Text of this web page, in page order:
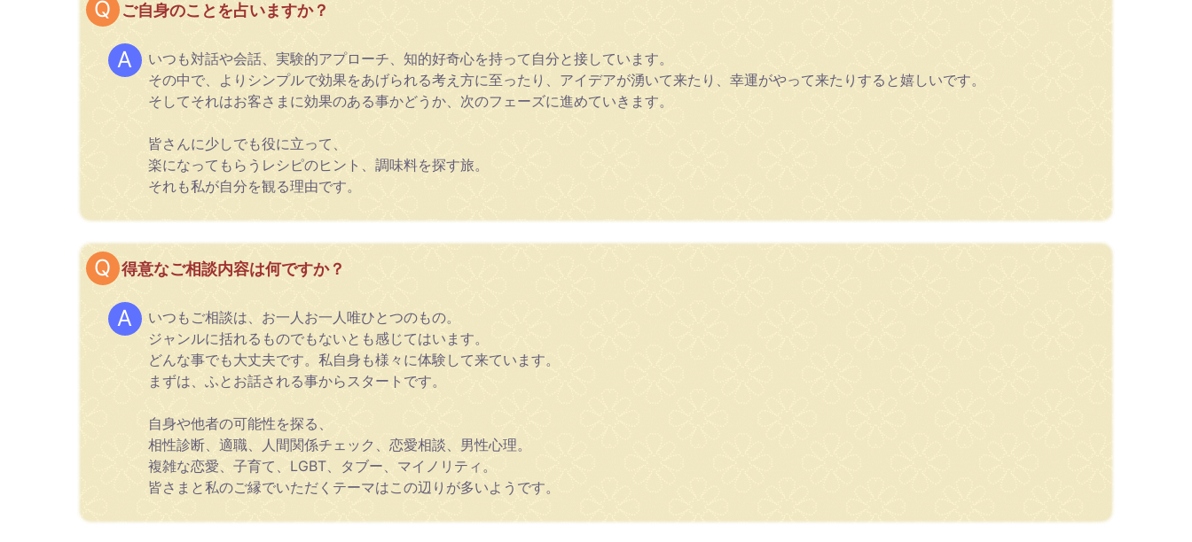
ご自身のことを占いますか？
いつも対話や会話、実験的アプローチ、知的好奇心を持って自分と接しています。
その中で、よりシンプルで効果をあげられる考え方に至ったり、アイデアが湧いて来たり、幸運がやって来たりすると嬉しいです。
そしてそれはお客さまに効果のある事かどうか、次のフェーズに進めていきます。
皆さんに少しでも役に立って、
楽になってもらうレシピのヒント、調味料を探す旅。
それも私が自分を観る理由です。
得意なご相談内容は何ですか？
いつもご相談は、お一人お一人唯ひとつのもの。
ジャンルに括れるものでもないとも感じてはいます。
どんな事でも大丈夫です。私自身も様々に体験して来ています。
まずは、ふとお話される事からスタートです。
自身や他者の可能性を探る、
相性診断、適職、人間関係チェック、恋愛相談、男性心理。
複雑な恋愛、子育て、LGBT、タブー、マイノリティ。
皆さまと私のご縁でいただくテーマはこの辺りが多いようです。